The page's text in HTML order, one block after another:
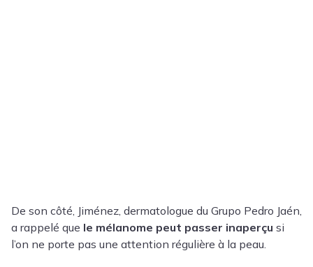
De son côté, Jiménez, dermatologue du Grupo Pedro Jaén,
a rappelé que le mélanome peut passer inaperçu si
l’on ne porte pas une attention régulière à la peau.